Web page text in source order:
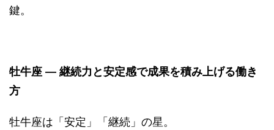
鍵。
牡牛座 ― 継続力と安定感で成果を積み上げる働き
方
牡牛座は「安定」「継続」の星。